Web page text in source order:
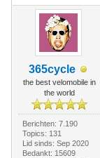
365cycle
the best velomobile in
the world
Berichten: 7.190
Topics: 131
Lid sinds: Sep 2020
Bedankt: 15609